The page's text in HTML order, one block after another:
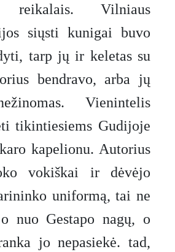
reikalais. Vilniaus
siųsti kunigai buvo
tarp jų ir keletas su
bendravo, arba jų
Vienintelis
tikintiesiems Gudijoje
kapelionu. Autorius
vokiškai ir dėvėjo
uniformą, tai ne
nuo Gestapo nagų, o
jo nepasiekė. tad,